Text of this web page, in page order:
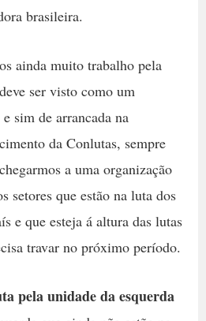
brasileira.
ainda muito trabalho pela
ser visto como um
sim de arrancada na
da Conlutas, sempre
a uma organização
setores que estão na luta dos
e que esteja á altura das lutas
travar no próximo período.
pela unidade da esquerda